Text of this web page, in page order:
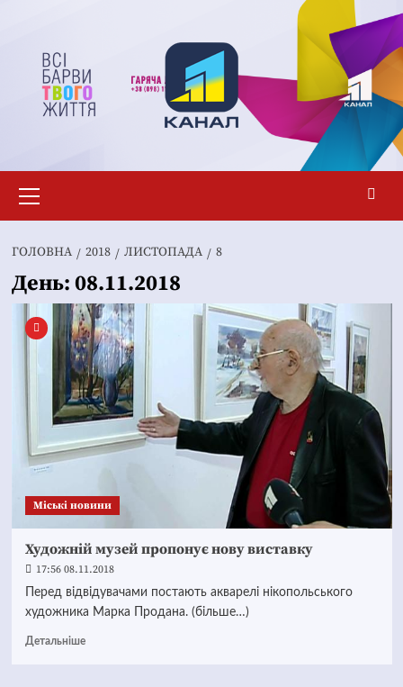
вмісту
меню
ГОЛОВНА 2018 ЛИСТОПАДА 8
День: 08.11.2018
Mіські новини
Художній музей пропонує нову виставку
17:56 08.11.2018
Перед відвідувачами постають акварелі нікопольського
художника Марка Продана. (більше…)
Детальніше